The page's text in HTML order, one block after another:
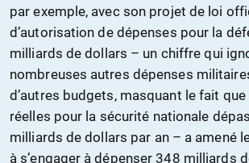
par exemple, avec son projet de loi
d’autorisation de dépenses pour la
milliards de dollars – un chiffre qui
nombreuses autres dépenses
d’autres budgets, masquant le fait
réelles pour la sécurité nationale
milliards de dollars par an – a amené
à s’engager à dépenser 348 milliards